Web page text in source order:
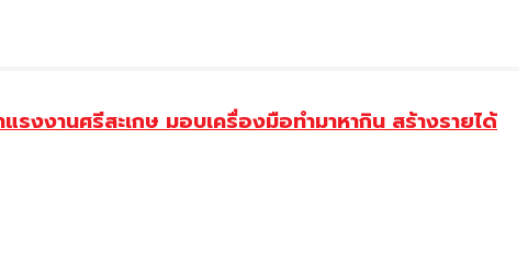
งงานศรีสะเกษ มอบเครื่องมือทำมาหากิน สร้างรายได้